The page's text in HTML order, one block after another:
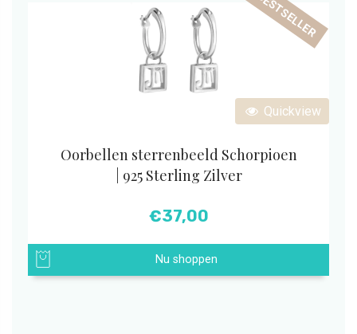
Quickview
BESTSELLER
Oorbellen sterrenbeeld Schorpioen
| 925 Sterling Zilver
€37,00
Nu shoppen